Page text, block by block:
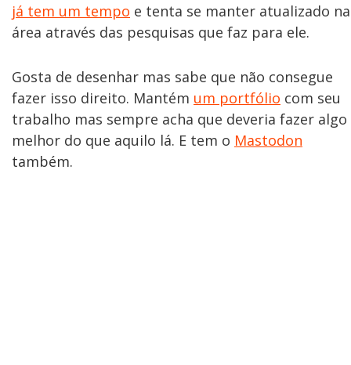
já tem um tempo e tenta se manter atualizado na
área através das pesquisas que faz para ele.
Gosta de desenhar mas sabe que não consegue
fazer isso direito. Mantém um portfólio com seu
trabalho mas sempre acha que deveria fazer algo
melhor do que aquilo lá. E tem o Mastodon
também.